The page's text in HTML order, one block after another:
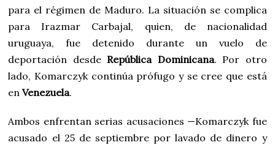
para el régimen de Maduro. La situación se complica
para Irazmar Carbajal, quien, de nacionalidad
uruguaya, fue detenido durante un vuelo de
deportación desdeRepública Dominicana. Por otro
lado, Komarczyk continúa prófugo y se cree que está
enVenezuela.
Ambos enfrentan serias acusaciones —Komarczyk fue
acusado el 25 de septiembre por lavado de dinero y